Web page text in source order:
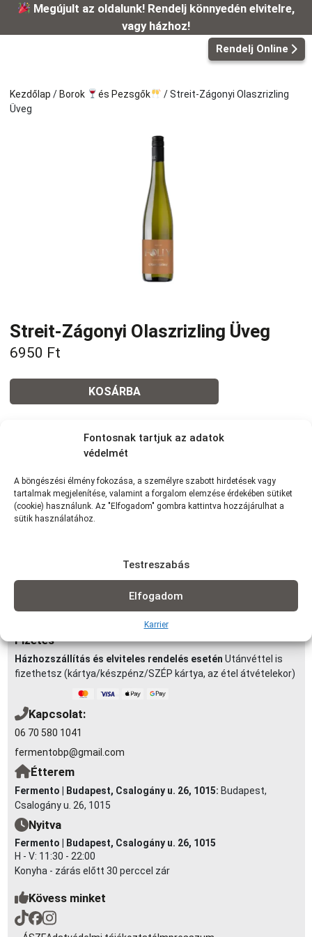
Fontosnak tartjuk az adatok
védelmét
A böngészési élmény fokozása, a személyre szabott hirdetések vagy
tartalmak megjelenítése, valamint a forgalom elemzése érdekében sütiket
(cookie) használunk. Az "Elfogadom" gombra kattintva hozzájárulhat a
sütik használatához.
Elfogadom
Testreszabás
Karrier
Kilépés
tartalomba
Megújult az oldalunk! Rendelj könnyedén elvitelre,
vagy házhoz!
Rendelj Online
Kezdőlap /Borok és Pezsgők
/ Streit-Zágonyi Olaszrizling
Üveg
Streit-Zágonyi Olaszrizling Üveg
6950 Ft
KOSÁRBA
Tovább a teljes étlaphoz >
Házhozszállítás / Elvitel
km-ig: 990Ft | 3,5-5 km-ig: 1290Ft | 4-5 km-ig: 1490Ft | 5-6 km-ig:
Fizetés
Házhozszállítás és elviteles rendelés esetén Utánvéttel is
fizethetsz (kártya/készpénz/SZÉP kártya, az étel átvételekor)
Kapcsolat:
06 70 580 1041
fermentobp@gmail.com
Étterem
Fermento | Budapest, Csalogány u. 26, 1015: Budapest,
Csalogány u. 26, 1015
Nyitva
Fermento | Budapest, Csalogány u. 26, 1015
H - V: 11:30 - 22:00
Konyha - zárás előtt 30 perccel zár
Kövess minket